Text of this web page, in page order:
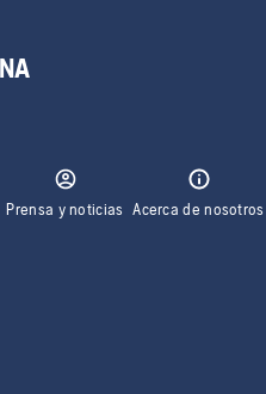
Prensa y noticias Acerca de nosotros